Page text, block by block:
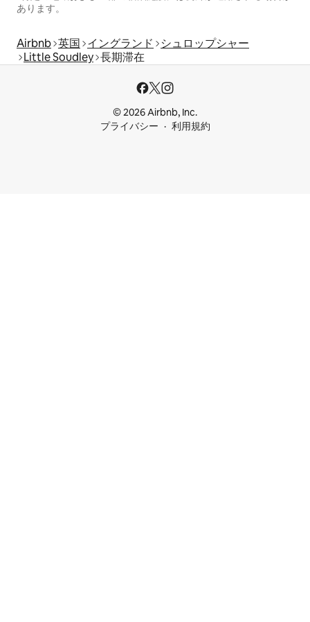
あります。
Airbnb 英国 イングランド
シュロップシャー
Little Soudley 長期滞在
© 2026 Airbnb, Inc.
プライバシー
利用規約